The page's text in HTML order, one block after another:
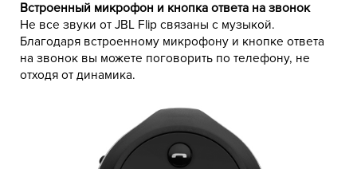
Встроенный микрофон и кнопка ответа на звонок
Не все звуки от JBL Flip связаны с музыкой.
Благодаря встроенному микрофону и кнопке ответа
на звонок вы можете поговорить по телефону, не
отходя от динамика.